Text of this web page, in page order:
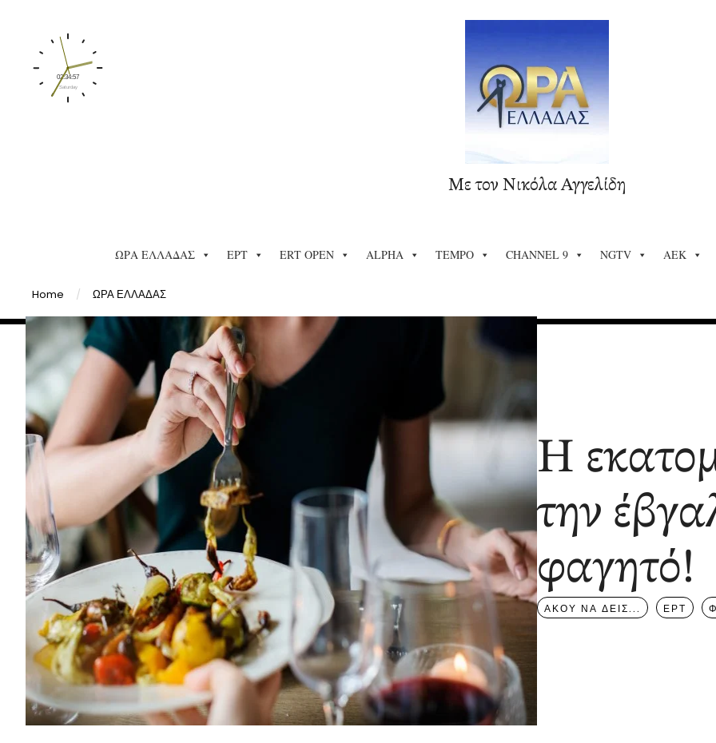
Με τον Νικόλα Αγγελίδη
ΩΡΑ ΕΛΛΑΔΑΣ ΕΡΤ ERT OPEN ALPHA TEMPO CHANNEL 9 NGTV ΑΕΚ
Home / ΩΡΑ ΕΛΛΑΔΑΣ
Η
την
φαγητό!
ΑΚΟΥ ΝΑ ΔΕΙΣ... ΕΡΤ